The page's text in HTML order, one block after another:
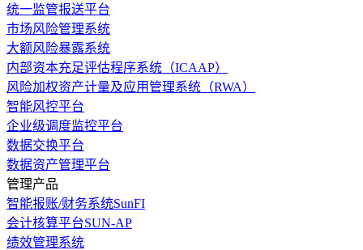
统一监管报送平台
市场风险管理系统
大额风险暴露系统
内部资本充足评估程序系统（ICAAP）
风险加权资产计量及应用管理系统（RWA）
智能风控平台
企业级调度监控平台
数据交换平台
数据资产管理平台
管理产品
智能报账/财务系统SunFI
会计核算平台SUN-AP
绩效管理系统